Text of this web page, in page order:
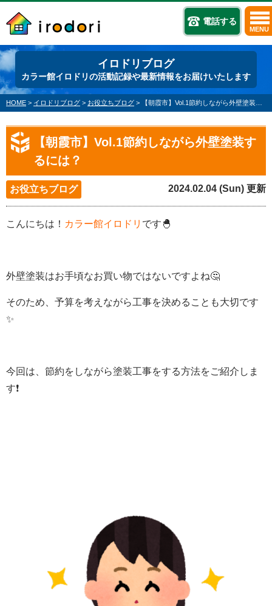
電話する
MENU
イロドリブログ
カラー館イロドリの活動記録や最新情報をお届けいたします
HOME > イロドリブログ > お役立ちブログ > 【朝霞市】Vol.1節約しながら外壁塗装するには？
【朝霞市】Vol.1節約しながら外壁塗装す
るには？
お役立ちブログ 2024.02.04 (Sun) 更新
こんにちは！ カラー館イロドリ です🐣
外壁塗装はお手頃なお買い物ではないですよね🤔
そのため、予算を考えながら工事を決めることも大切です
✨
今回は、節約をしながら塗装工事をする方法をご紹介しま
す❗